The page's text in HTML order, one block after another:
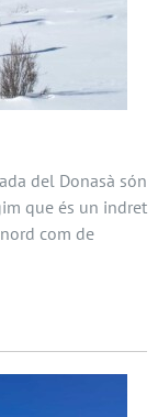
del Donasà són
que és un indret
com de